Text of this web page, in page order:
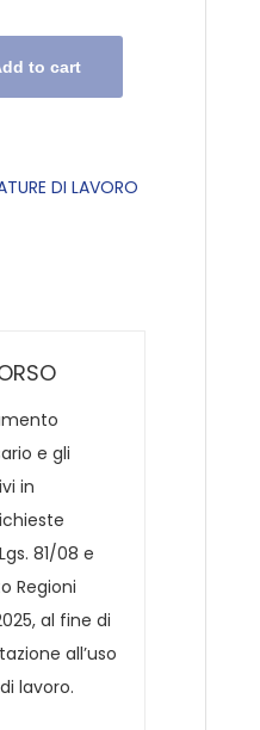
to cart
DI LAVORO
e gli
in
81/08 e
Regioni
al fine di
all’uso
lavoro.